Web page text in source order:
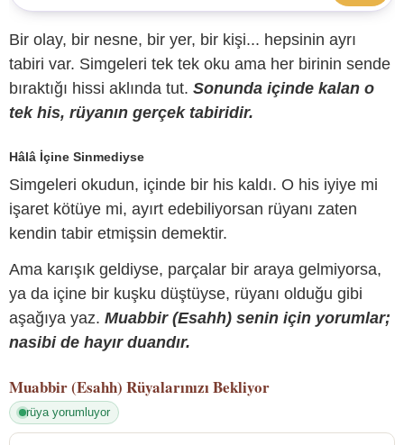
Bir olay, bir nesne, bir yer, bir kişi... hepsinin ayrı
tabiri var. Simgeleri tek tek oku ama her birinin sende
bıraktığı hissi aklında tut. Sonunda içinde kalan o
tek his, rüyanın gerçek tabiridir.
Hâlâ İçine Sinmediyse
Simgeleri okudun, içinde bir his kaldı. O his iyiye mi
işaret kötüye mi, ayırt edebiliyorsan rüyanı zaten
kendin tabir etmişsin demektir.
Ama karışık geldiyse, parçalar bir araya gelmiyorsa,
ya da içine bir kuşku düştüyse, rüyanı olduğu gibi
aşağıya yaz. Muabbir (Esahh) senin için yorumlar;
nasibi de hayır duandır.
Muabbir (Esahh) Rüyalarınızı Bekliyor
rüya yorumluyor